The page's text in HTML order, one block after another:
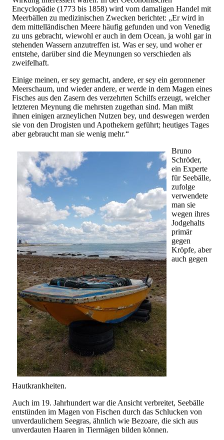
Encyclopädie (1773 bis 1858) wird vom damaligen Handel mit
Meerbällen zu medizinischen Zwecken berichtet: „Er wird in
dem mittelländischen Meere häufig gefunden und von Venedig
zu uns gebracht, wiewohl er auch in dem Ocean, ja wohl gar in
stehenden Wassern anzutreffen ist. Was er sey, und woher er
entstehe, darüber sind die Meynungen so verschieden als
zweifelhaft.
Einige meinen, er sey gemacht, andere, er sey ein geronnener
Meerschaum, und wieder andere, er werde in dem Magen eines
Fisches aus den Zasern des verzehrten Schilfs erzeugt, welcher
letzteren Meynung die mehrsten zugethan sind. Man mißt
ihnen einigen arzneylichen Nutzen bey, und deswegen werden
sie von den Drogisten und Apothekern geführt; heutiges Tages
aber gebraucht man sie wenig mehr.“
Bruno
Schröder,
ein Experte
für Seebälle,
zufolge
verwendete
man sie
wegen ihres
Jodgehalts
primär
gegen
Kröpfe, aber
auch gegen
Hautkrankheiten.
Auch im 19. Jahrhundert war die Ansicht verbreitet, Seebälle
entstünden im Magen von Fischen durch das Schlucken von
unverdaulichem Seegras, ähnlich wie Bezoare, die sich aus
unverdauten Haaren in Tiermägen bilden können.